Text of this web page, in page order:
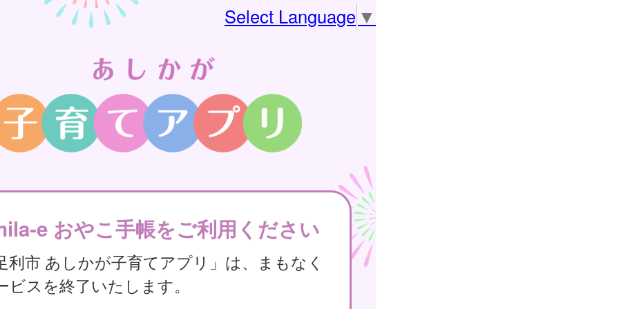
Select Language ▼
e おやこ手帳をご利用ください
利市 あしかが子育てアプリ」は、まもなく
ビスを終了いたします。